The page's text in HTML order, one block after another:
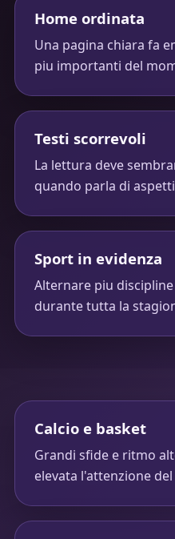
Home ordinata
Una pagina chiara fa
piu importanti del
Testi scorrevoli
La lettura deve
quando parla di
Sport in evidenza
Alternare piu
durante tutta la
Calcio e basket
Grandi sfide e ritmo
elevata l'attenzione